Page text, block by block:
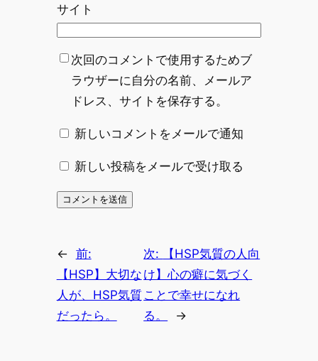
サイト
次回のコメントで使用するためブ
ラウザーに自分の名前、メールア
ドレス、サイトを保存する。
新しいコメントをメールで通知
新しい投稿をメールで受け取る
← 前:
【HSP】大切な
人が、HSP気質
だったら。
次:
【HSP気質の人向
け】心の癖に気づく
ことで幸せになれ
る。
→